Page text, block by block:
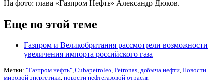
На фото: глава «Газпром Нефть» Александр Дюков.
Еще по этой теме
Газпром и Великобритания рассмотрели возможности
увеличения импорта российского газа
Метки: "Газпром нефть" Cubapetroleo Petronas добыча нефти Новости
мировой энергетики новости нефтегазовой отрасли